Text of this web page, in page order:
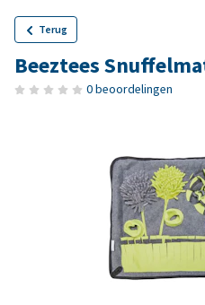
Terug
Beeztees
0 beoordelingen